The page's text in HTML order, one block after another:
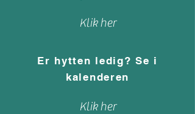
Klik her
Er hytten ledig? Se i
kalenderen
Klik her